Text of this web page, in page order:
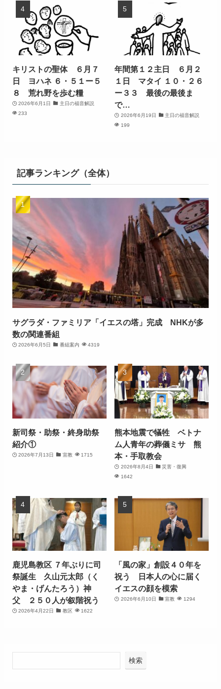
キリストの聖体 ６月７
日 ヨハネ ６・５１ー５
８ 荒れ野を歩む糧
2026年6月1日
主日の福音解説
233
年間第１２主日 ６月２
１日 マタイ １０・２６
ー３３ 最後の最後ま
で…
2026年6月19日
主日の福音解説
199
記事ランキング（全体）
サグラダ・ファミリア「イエスの塔」完成 NHKが多
数の関連番組
2026年6月5日 番組案内 4319
新司祭・助祭・終身助祭
紹介①
2026年7月13日 宣教 1715
熊本地震で犠牲 ベトナ
ム人青年の葬儀ミサ 熊
本・手取教会
2026年8月4日
災害・復興
1642
鹿児島教区 ７年ぶりに司
祭誕生 久山元太郎（く
やま・げんたろう）神
父 ２５０人が叙階祝う
2026年4月22日 教区 1622
「風の家」創設４０年を
祝う 日本人の心に届く
イエスの顔を模索
2026年6月10日 宣教 1294
検索